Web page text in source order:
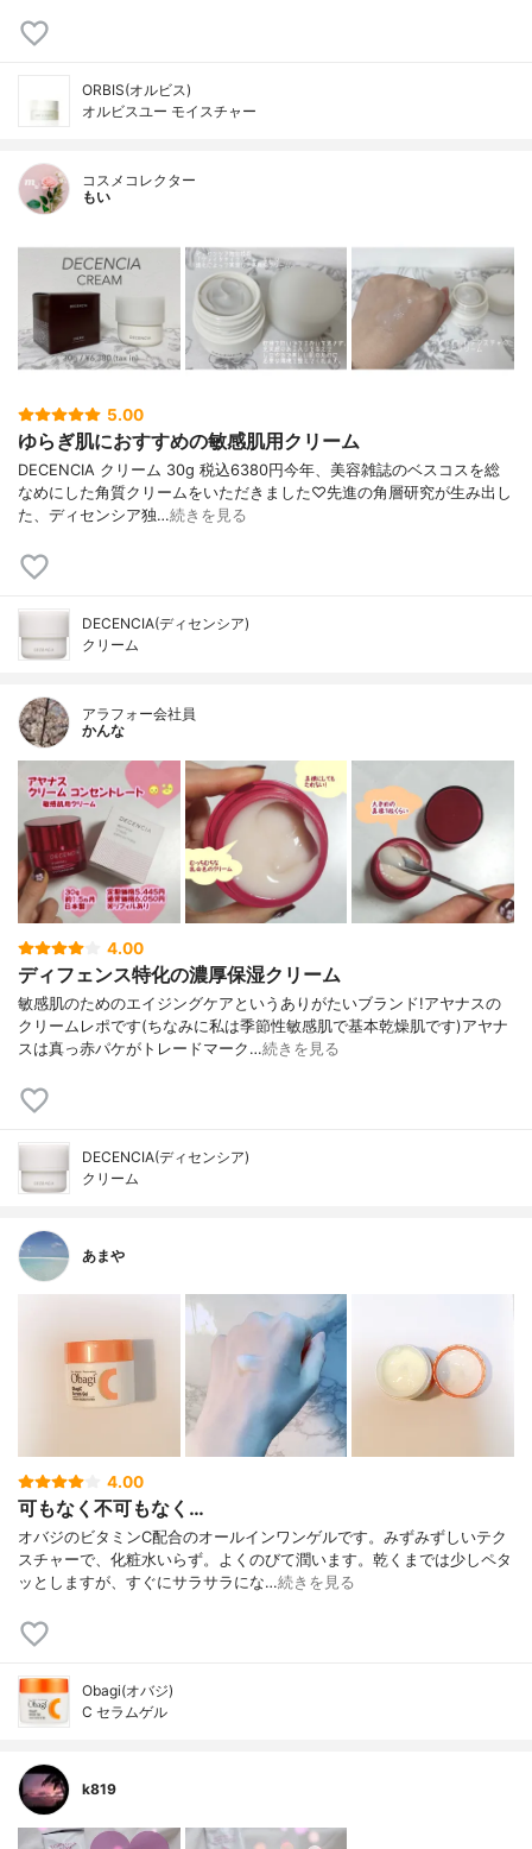
ORBIS(オルビス)
オルビスユー モイスチャー
コスメコレクター
もい
5.00
ゆらぎ肌におすすめの敏感肌用クリーム
DECENCIA クリーム 30g 税込6380円今年、美容雑誌のベスコスを総
なめにした角質クリームをいただきました♡先進の角層研究が生み出し
た、ディセンシア独…続きを見る
DECENCIA(ディセンシア)
クリーム
アラフォー会社員
かんな
4.00
ディフェンス特化の濃厚保湿クリーム
敏感肌のためのエイジングケアというありがたいブランド!アヤナスの
クリームレポです(ちなみに私は季節性敏感肌で基本乾燥肌です)アヤナ
スは真っ赤パケがトレードマーク…続きを見る
DECENCIA(ディセンシア)
クリーム
あまや
4.00
可もなく不可もなく…
オバジのビタミンC配合のオールインワンゲルです。みずみずしいテク
スチャーで、化粧水いらず。よくのびて潤います。乾くまでは少しペタ
ッとしますが、すぐにサラサラにな…続きを見る
Obagi(オバジ)
C セラムゲル
k819